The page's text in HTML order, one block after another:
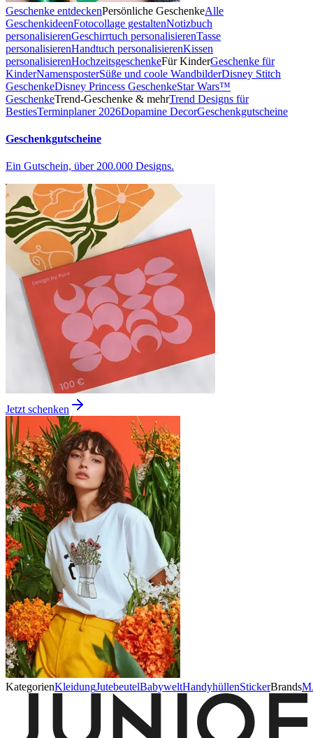
Geschenke entdeckenPersönliche GeschenkeAlle
GeschenkideenFotocollage gestaltenNotizbuch
personalisierenGeschirrtuch personalisierenTasse
personalisierenHandtuch personalisierenKissen
personalisierenHochzeitsgeschenkeFür KinderGeschenke für
KinderNamensposterSüße und coole WandbilderDisney Stitch
GeschenkeDisney Princess GeschenkeStar Wars™
GeschenkeTrend-Geschenke & mehrTrend Designs für
BestiesTerminplaner 2026Dopamine DecorGeschenkgutscheine
Geschenkgutscheine
Ein Gutschein, über 200.000 Designs.
Jetzt schenken
KategorienKleidungJutebeutelBabyweltHandyhüllenStickerBrands